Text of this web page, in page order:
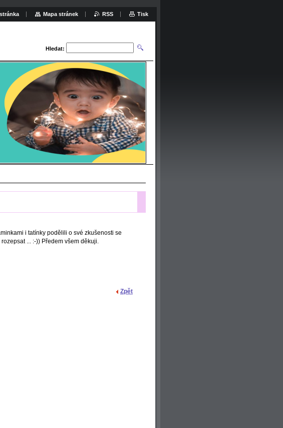
Hledat:
i tatínky podělili o své zkušenosti se
... :-)) Předem všem děkuji.
Zpět
Mapa stránek RSS Tisk